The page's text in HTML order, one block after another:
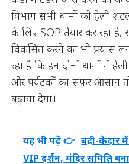
विभाग सभी धामों को हेली
के लिए SOP तैयार कर रहा है,
विकसित करने का भी प्रयास
रहा है कि इन दोनों धामों में
और पर्यटकों का सफर आसान
बढ़ावा देगा।
यह भी पढ़ें 👉 बद्री-केदार
VIP दर्शन, मंदिर समिति